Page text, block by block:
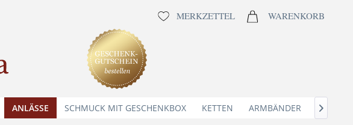
MERKZETTEL WARENKORB
ANLÄSSE SCHMUCK MIT GESCHENKBOX KETTEN ARMBÄNDER 